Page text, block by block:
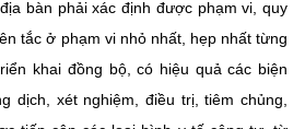
bàn phải xác định được phạm vi, quy
tắc ở phạm vi nhỏ nhất, hẹp nhất từng
khai đồng bộ, có hiệu quả các biện
dịch, xét nghiệm, điều trị, tiêm chủng,